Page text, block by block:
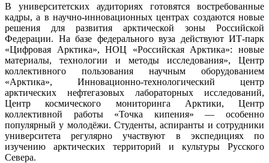
В университетских аудиториях готовятся востребованные
кадры, а в научно-инновационных центрах создаются новые
решения для развития арктической зоны Российской
Федерации. На базе федерального вуза действуют ИТ-парк
«Цифровая Арктика», НОЦ «Российская Арктика»: новые
материалы, технологии и методы исследования», Центр
коллективного пользования научным оборудованием
«Арктика», Инновационно-технологический центр
арктических нефтегазовых лабораторных исследований,
Центр космического мониторинга Арктики, Центр
коллективной работы «Точка кипения» — особенно
популярный у молодёжи. Студенты, аспиранты и сотрудники
университета регулярно участвуют в экспедициях по
изучению арктических территорий и культуры Русского
Севера.